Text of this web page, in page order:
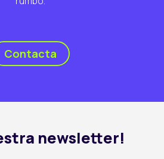
Contacta
newsletter!